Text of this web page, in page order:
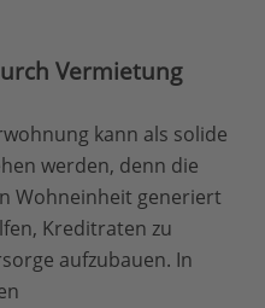
Vermietung
kann als solide
werden, denn die
Wohneinheit generiert
Kreditraten zu
aufzubauen. In